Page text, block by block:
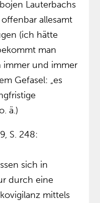
Lauterbachs
allesamt
(ich hätte
man
immer und immer
Gefasel: „es
ä.)
S. 248:
sich in
durch eine
mittels